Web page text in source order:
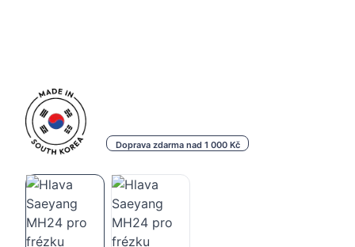
Doprava zdarma nad 1 000 Kč